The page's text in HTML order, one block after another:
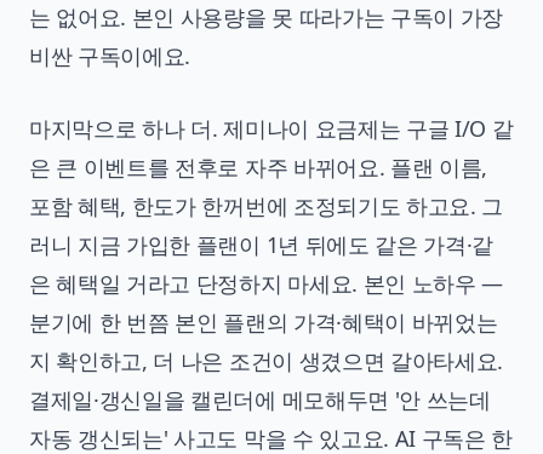
는 없어요. 본인 사용량을 못 따라가는 구독이 가장
비싼 구독이에요.
마지막으로 하나 더. 제미나이 요금제는 구글 I/O 같
은 큰 이벤트를 전후로 자주 바뀌어요. 플랜 이름,
포함 혜택, 한도가 한꺼번에 조정되기도 하고요. 그
러니 지금 가입한 플랜이 1년 뒤에도 같은 가격·같
은 혜택일 거라고 단정하지 마세요. 본인 노하우 —
분기에 한 번쯤 본인 플랜의 가격·혜택이 바뀌었는
지 확인하고, 더 나은 조건이 생겼으면 갈아타세요.
결제일·갱신일을 캘린더에 메모해두면 '안 쓰는데
자동 갱신되는' 사고도 막을 수 있고요. AI 구독은 한